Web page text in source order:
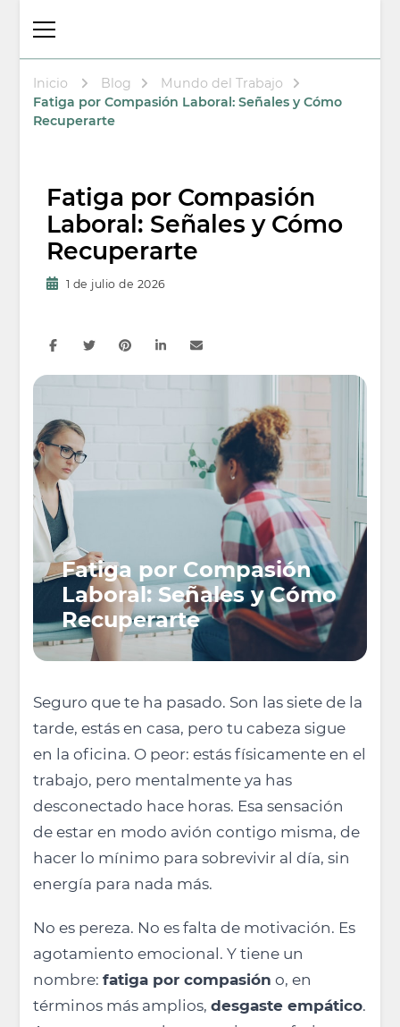
Laboral y
Psicoterapeuta
Inicio Blog
Mundo del Trabajo
Fatiga por Compasión Laboral: Señales y Cómo
Recuperarte
Fatiga por Compasión
Laboral: Señales y Cómo
Recuperarte
1 de julio de 2026
Fatiga por Compasión
Laboral: Señales y Cómo
Recuperarte
Seguro que te ha pasado. Son las siete de la
tarde, estás en casa, pero tu cabeza sigue
en la oficina. O peor: estás físicamente en el
trabajo, pero mentalmente ya has
desconectado hace horas. Esa sensación
de estar en modo avión contigo misma, de
hacer lo mínimo para sobrevivir al día, sin
energía para nada más.
No es pereza. No es falta de motivación. Es
agotamiento emocional. Y tiene un
nombre:fatiga por compasión o, en
términos más amplios,desgaste empático.